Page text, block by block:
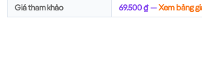
Giá tham khảo
69.500 ₫ —Xem bảng